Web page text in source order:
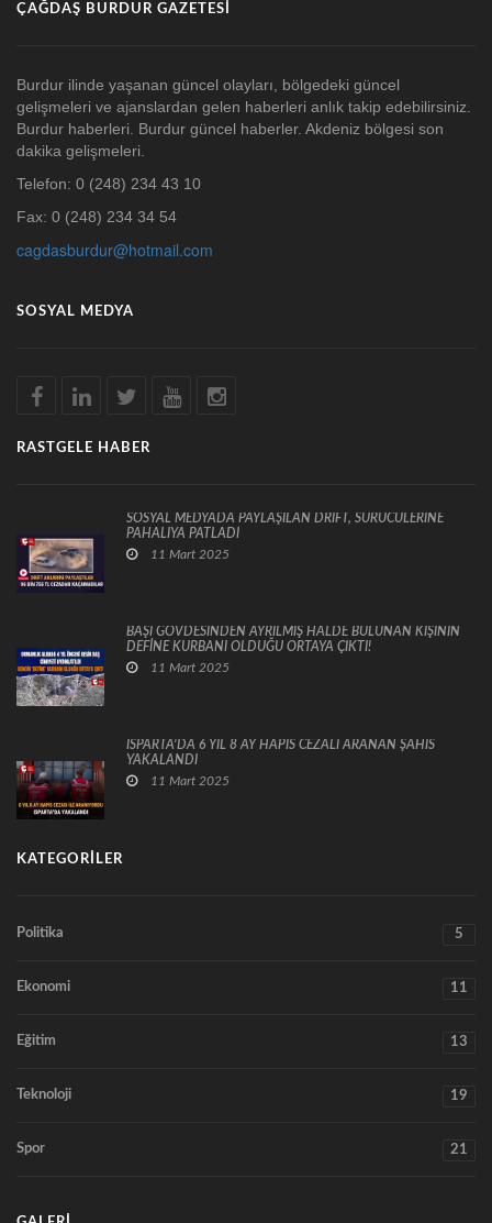
ÇAĞDAŞ BURDUR GAZETESI
Burdur ilinde yaşanan güncel olayları, bölgedeki güncel
gelişmeleri ve ajanslardan gelen haberleri anlık takip edebilirsiniz.
Burdur haberleri. Burdur güncel haberler. Akdeniz bölgesi son
dakika gelişmeleri.
Telefon: 0 (248) 234 43 10
Fax: 0 (248) 234 34 54
cagdasburdur@hotmail.com
SOSYAL MEDYA
RASTGELE HABER
SOSYAL MEDYADA PAYLAŞILAN DRİFT, SÜRÜCÜLERİNE
PAHALIYA PATLADI
11 Mart 2025
BAŞI GÖVDESİNDEN AYRILMIŞ HALDE BULUNAN KİŞİNİN
DEFİNE KURBANI OLDUĞU ORTAYA ÇIKTI!
11 Mart 2025
ISPARTA’DA 6 YIL 8 AY HAPİS CEZALI ARANAN ŞAHIS
YAKALANDI
11 Mart 2025
KATEGORILER
Politika 5
Ekonomi 11
Eğitim 13
Teknoloji 19
Spor 21